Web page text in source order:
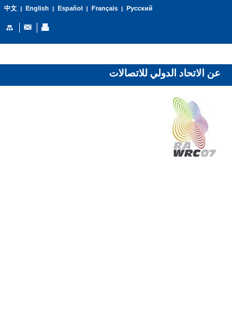
中文| English | Español | Français| Русский
عن الاتحاد الدولي للاتصالات